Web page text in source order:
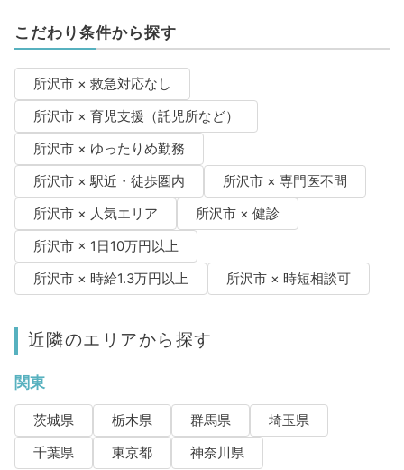
こだわり条件から探す
所沢市 × 救急対応なし
所沢市 × 育児支援（託児所など）
所沢市 × ゆったりめ勤務
所沢市 × 駅近・徒歩圏内
所沢市 × 専門医不問
所沢市 × 人気エリア
所沢市 × 健診
所沢市 × 1日10万円以上
所沢市 × 時給1.3万円以上
所沢市 × 時短相談可
近隣のエリアから探す
関東
茨城県 栃木県 群馬県
埼玉県
千葉県
東京都 神奈川県